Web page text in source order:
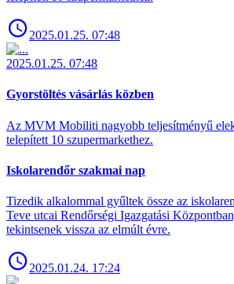
2025.01.25. 07:48
2025.01.25. 07:48
Gyorstöltés vásárlás közben
Az MVM Mobiliti nagyobb teljesítményű
telepített 10 szupermarkethez.
Iskolarendőr szakmai nap
Tizedik alkalommal gyűltek össze az
Teve utcai Rendőrségi Igazgatási
tekintsenek vissza az elmúlt évre.
2025.01.24. 17:24